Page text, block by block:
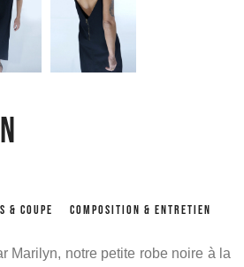
& COUPE COMPOSITION & ENTRETIEN
Marilyn, notre petite robe noire à la